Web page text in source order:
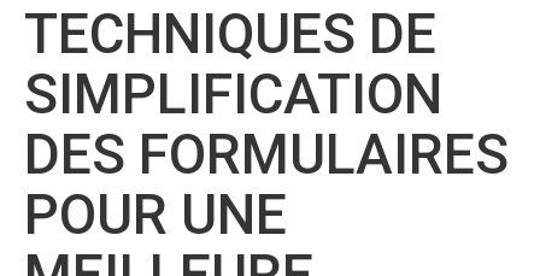
TECHNIQUES DE
SIMPLIFICATION
DES FORMULAIRES
POUR UNE